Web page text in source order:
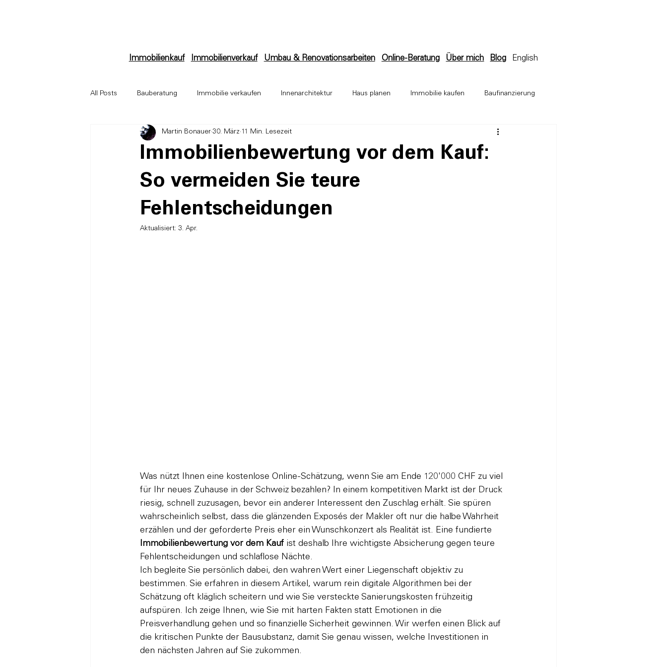
Immobilienkauf Immobilienverkauf Umbau & Renovationsarbeiten Online-Beratung Über mich Blog English
All Posts Bauberatung Immobilie verkaufen Innenarchitektur Haus planen Immobilie kaufen Baufinanzierung
Immobilienbewertung Architektur Anbau
Immobilienbewertung vor dem Kauf:
So vermeiden Sie teure
Fehlentscheidungen
Martin Bonauer 30. März 11 Min. Lesezeit
Aktualisiert: 3. Apr.
Was nützt Ihnen eine kostenlose Online-Schätzung, wenn Sie am Ende 120'000 CHF zu viel
für Ihr neues Zuhause in der Schweiz bezahlen? In einem kompetitiven Markt ist der Druck
riesig, schnell zuzusagen, bevor ein anderer Interessent den Zuschlag erhält. Sie spüren
wahrscheinlich selbst, dass die glänzenden Exposés der Makler oft nur die halbe Wahrheit
erzählen und der geforderte Preis eher ein Wunschkonzert als Realität ist. Eine fundierte
Immobilienbewertung vor dem Kauf ist deshalb Ihre wichtigste Absicherung gegen teure
Fehlentscheidungen und schlaflose Nächte.
Ich begleite Sie persönlich dabei, den wahren Wert einer Liegenschaft objektiv zu
bestimmen. Sie erfahren in diesem Artikel, warum rein digitale Algorithmen bei der
Schätzung oft kläglich scheitern und wie Sie versteckte Sanierungskosten frühzeitig
aufspüren. Ich zeige Ihnen, wie Sie mit harten Fakten statt Emotionen in die
Preisverhandlung gehen und so finanzielle Sicherheit gewinnen. Wir werfen einen Blick auf
die kritischen Punkte der Bausubstanz, damit Sie genau wissen, welche Investitionen in
den nächsten Jahren auf Sie zukommen.